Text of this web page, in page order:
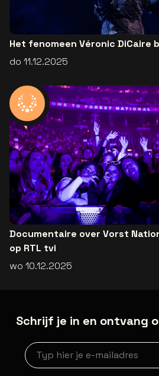
Het fenomeen Véronic DiCaire
do 11.12.2025
Documentaire over Vorst
op RTL tvi
wo 10.12.2025
Schrijf je in en ontvang
Nieuwsbrief aanmelding